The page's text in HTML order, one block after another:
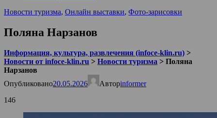
Новости туризма, Онлайн выставки, Фото-зарисовки
Поляна Нарзанов
Информация, культура, развлечения (infoce-klin.ru) >
Новости от infoce-klin.ru > Новости туризма > Поляна
Нарзанов
Опубликовано20.05.2026 Авторinformer
146